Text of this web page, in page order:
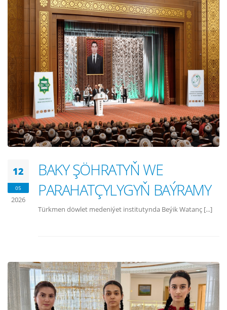
12
05
2026
BAKY ŞÖHRATYŇ WE
PARAHATÇYLYGYŇ BAÝRAMY
Türkmen döwlet medeniýet institutynda Beýik Watanç [...]